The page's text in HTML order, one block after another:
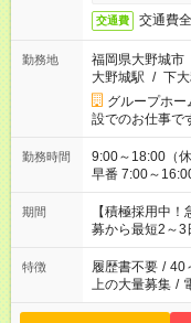
交通費 交通費
勤務地
福岡県大野城市
大野城駅 / 下
グループホ
設でのお仕事で
勤務時間
9:00～18:00（休憩60分） ■ご希望があ
早番 7:00～16:00 遅番
い」 「余裕を
たくない」 など、
の方へ 今ご覧の
の勤務時間。
期間
【積極採用中
募から最短2～3
特徴 履歴書不要 / 40
上の大量募集 /